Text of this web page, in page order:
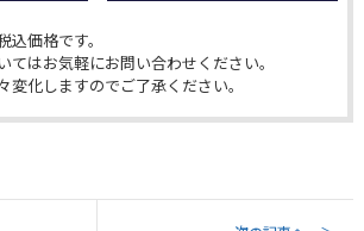
込価格です。
てはお気軽にお問い合わせください。
変化しますのでご了承ください。